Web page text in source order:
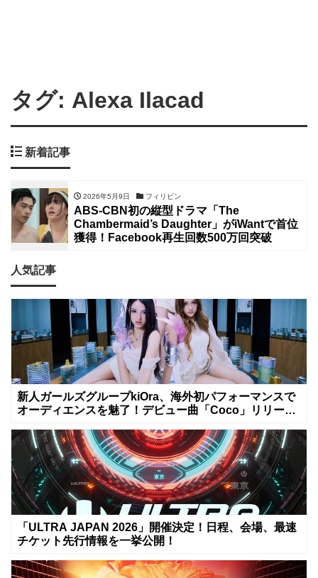
タグ: Alexa Ilacad
新着記事
2026年5月9日 フィリピン
ABS-CBN初の縦型ドラマ「The
Chambermaid’s Daughter」がiWantで首位
獲得！Facebook再生回数500万回突破
人気記事
新人ガールズグループkiOra、海外初パフォーマンスで
オーディエンスを魅了！デビュー曲「Coco」リリース
「ULTRA JAPAN 2026」開催決定！日程、会場、最速
チケット先行情報を一挙公開！